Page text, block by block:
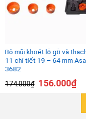
Bộ mũi khoét lỗ gỗ và
11 chi tiết 19 – 64 mm
3682
174.000₫ 156.000₫